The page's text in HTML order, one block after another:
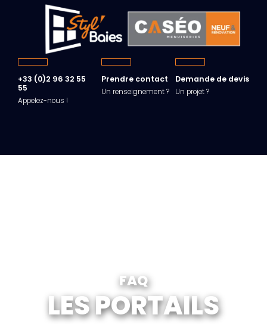
+33 (0)2 96 32 55
55
Appelez-nous !
Prendre contact
Un renseignement ?
Demande de devis
Un projet ?
FAQ
LES PORTAILS